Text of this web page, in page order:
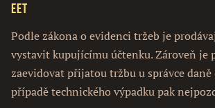
EET
Podle zákona o evidenci tržeb je
vystavit kupujícímu účtenku. Zároveň je
zaevidovat přijatou tržbu u správce
případě technického výpadku pak